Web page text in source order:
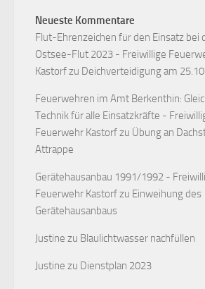
Neueste Kommentare
Flut-Ehrenzeichen für den Einsatz bei
Ostsee-Flut 2023 - Freiwillige
Kastorfzu Deichverteidigung am
Feuerwehren im Amt Berkenthin:
Technik für alle Einsatzkräfte -
Feuerwehr Kastorfzu Übung an
Attrappe
Gerätehausanbau 1991/1992 -
Feuerwehr Kastorfzu Einweihung des
Gerätehausanbaus
Justine zu Blaulichtwasser nachfüllen
Justine zu Dienstplan 2023